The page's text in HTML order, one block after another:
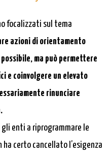
focalizzati sul tema
azioni di orientamento
ma può permettere
e coinvolgere un elevato
rinunciare
enti a riprogrammare le
certo cancellato l’esigenza